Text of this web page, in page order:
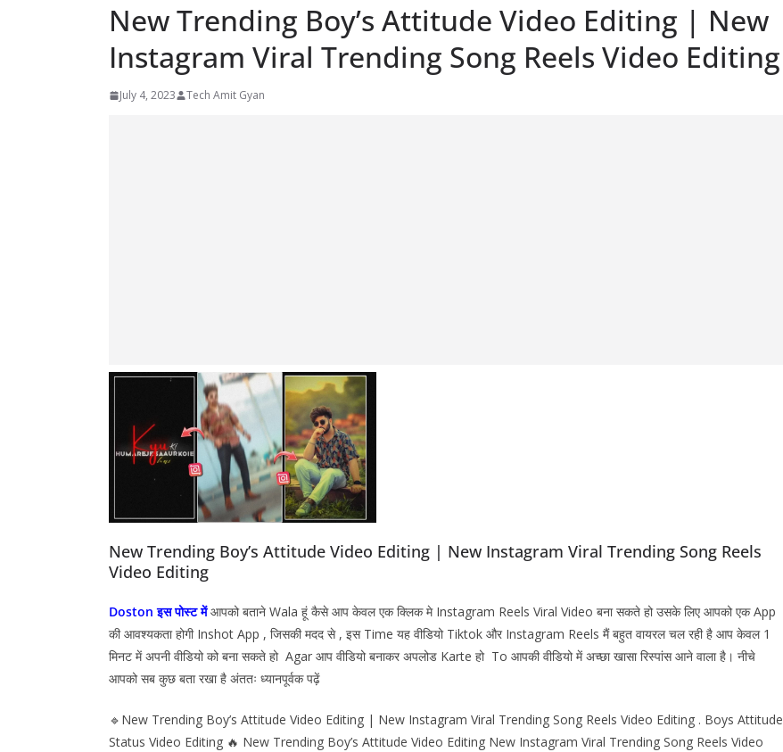
New Trending Boy’s Attitude Video Editing | New
Instagram Viral Trending Song Reels Video Editing
July 4, 2023 Tech Amit Gyan
New Trending Boy’s Attitude Video Editing | New Instagram Viral Trending Song Reels
Video Editing
Doston इस पोस्ट मेंआपको बताने Wala हूं कैसे आप केवल एक क्लिक मे Instagram Reels Viral Video बना सकते हो उसके लिए आपको एक App
की आवश्यकता होगी Inshot App , जिसकी मदद से , इस Time यह वीडियो Tiktok और Instagram Reels मैं बहुत वायरल चल रही है आप केवल 1
मिनट में अपनी वीडियो को बना सकते हो Agar आप वीडियो बनाकर अपलोड Karte हो To आपकी वीडियो में अच्छा खासा रिस्पांस आने वाला है। नीचे
आपको सब कुछ बता रखा है अंततः ध्यानपूर्वक पढ़ें
🔹New Trending Boy’s Attitude Video Editing | New Instagram Viral Trending Song Reels Video Editing . Boys Attitude
Status Video Editing 🔥 New Trending Boy’s Attitude Video Editing New Instagram Viral Trending Song Reels Video